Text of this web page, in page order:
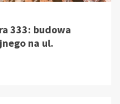
333: budowa
na ul.